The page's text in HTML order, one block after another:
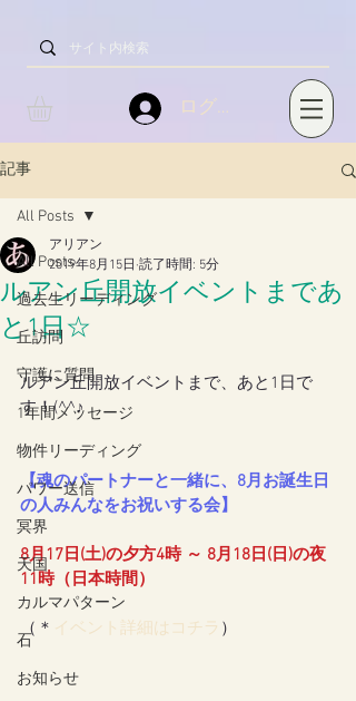
ログイン
記事
All Posts
過去生リーディング
丘訪問
守護に質問
1年間メッセージ
物件リーディング
パワー送信
冥界
天国
カルマパターン
石
お知らせ
All Posts
ルアン丘開放イベントまであ
と1日☆
アリアン
2019年8月15日 読了時間: 5分
ルアン丘開放イベントまで、あと1日で
す！(^^♪
【魂のパートナーと一緒に、8月お誕生日
の人みんなをお祝いする会】
8月17日(土)の夕方4時 ～ 8月18日(日)の夜
11時（日本時間）
（＊ イベント詳細はコチラ ）